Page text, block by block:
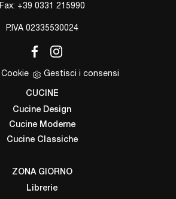
Fax: +39 0331 215990
P.IVA 02335530024
Cookie Gestisci i consensi
CUCINE
Cucine Design
Cucine Moderne
Cucine Classiche
ZONA GIORNO
Librerie